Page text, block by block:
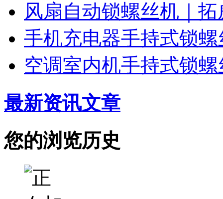
风扇自动锁螺丝机｜
手机充电器手持式锁
空调室内机手持式锁
最新资讯文章
您的浏览历史